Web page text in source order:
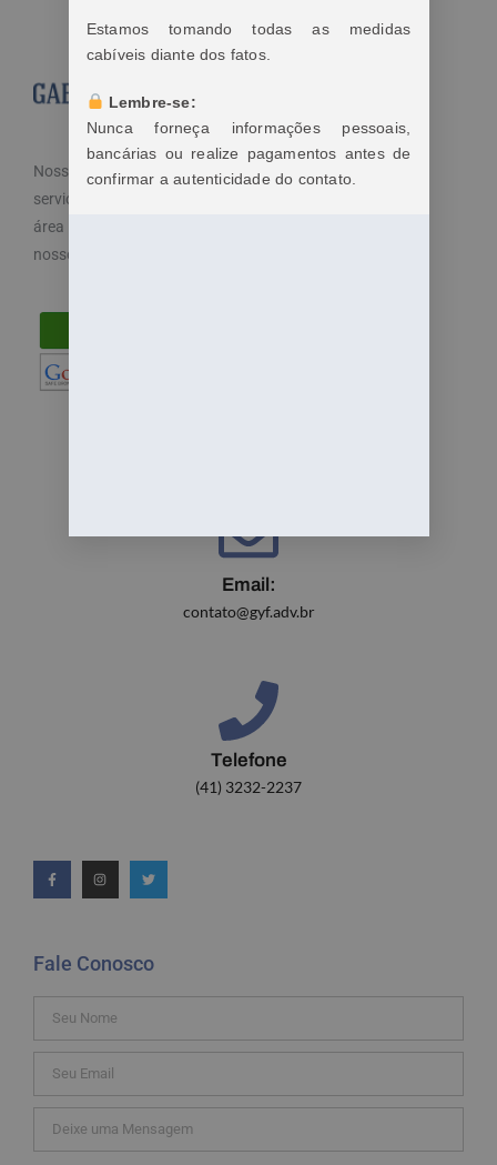
Nosso objetivo é cuidar dos seus direitos e oferecemos
serviços especializados e diferenciados atendendo a
área trabalhista do direito. Por isso, disponibilizamos
nossos serviços de maneira fácil e acessível.
Email:
contato@gyf.adv.br
Telefone
(41) 3232-2237
Fale Conosco
Estamos tomando todas as medidas
cabíveis diante dos fatos.
Lembre-se:
Nunca forneça informações pessoais,
bancárias ou realize pagamentos antes de
confirmar a autenticidade do contato.